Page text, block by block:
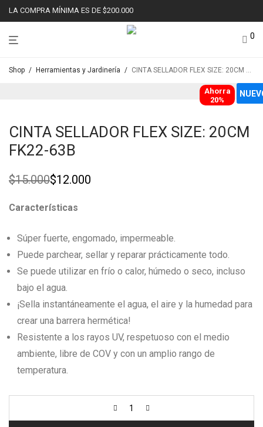
LA COMPRA MÍNIMA ES DE $200.000
0
Shop / Herramientas y Jardinería / CINTA SELLADOR FLEX SIZE: 20CM FK22-63B
Ahorra
20%
CINTA SELLADOR FLEX SIZE: 20CM
FK22-63B
$15.000
Original
was:
$12.000
Current
is:
Características
Súper fuerte, engomado, impermeable.
Puede parchear, sellar y reparar prácticamente todo.
Se puede utilizar en frío o calor, húmedo o seco, incluso
bajo el agua.
¡Sella instantáneamente el agua, el aire y la humedad para
crear una barrera hermética!
Resistente a los rayos UV, respetuoso con el medio
ambiente, libre de COV y con un amplio rango de
temperatura.